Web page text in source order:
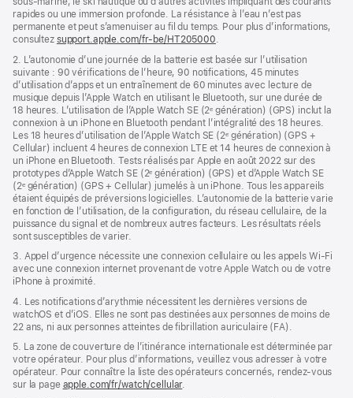
rapides ou une immersion profonde. La résistance à l’eau n’est pas
permanente et peut s’amenuiser au fil du temps. Pour plus d’informations,
consultez support.apple.com/fr-be/HT205000.
2. L’autonomie d’une journée de la batterie est basée sur l’utilisation
suivante : 90 vérifications de l’heure, 90 notifications, 45 minutes
d’utilisation d’apps et un entraînement de 60 minutes avec lecture de
musique depuis l’Apple Watch en utilisant le Bluetooth, sur une durée de
18 heures. L’utilisation de l’Apple Watch SE (2ᵉ génération) (GPS) inclut la
connexion à un iPhone en Bluetooth pendant l’intégralité des 18 heures.
Les 18 heures d’utilisation de l’Apple Watch SE (2ᵉ génération) (GPS +
Cellular) incluent 4 heures de connexion LTE et 14 heures de connexion à
un iPhone en Bluetooth. Tests réalisés par Apple en août 2022 sur des
prototypes d’Apple Watch SE (2ᵉ génération) (GPS) et d’Apple Watch SE
(2ᵉ génération) (GPS + Cellular) jumelés à un iPhone. Tous les appareils
étaient équipés de préversions logicielles. L’autonomie de la batterie varie
en fonction de l’utilisation, de la configuration, du réseau cellulaire, de la
puissance du signal et de nombreux autres facteurs. Les résultats réels
sont susceptibles de varier.
3. Appel d’urgence nécessite une connexion cellulaire ou les appels Wi‑Fi
avec une connexion internet provenant de votre Apple Watch ou de votre
iPhone à proximité.
4. Les notifications d’arythmie nécessitent les dernières versions de
watchOS et d’iOS. Elles ne sont pas destinées aux personnes de moins de
22 ans, ni aux personnes atteintes de fibrillation auriculaire (FA).
5. La zone de couverture de l’itinérance internationale est déterminée par
votre opérateur. Pour plus d’informations, veuillez vous adresser à votre
opérateur. Pour connaître la liste des opérateurs concernés, rendez-vous
sur la page apple.com/fr/watch/cellular.